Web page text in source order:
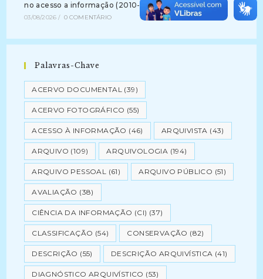
no acesso a informação (2010-2012)
03/08/2026 / 0 COMENTÁRIO
Palavras-Chave
ACERVO DOCUMENTAL (39)
ACERVO FOTOGRÁFICO (55)
ACESSO À INFORMAÇÃO (46) ARQUIVISTA (43)
ARQUIVO (109) ARQUIVOLOGIA (194)
ARQUIVO PESSOAL (61) ARQUIVO PÚBLICO (51)
AVALIAÇÃO (38)
CIÊNCIA DA INFORMAÇÃO (CI) (37)
CLASSIFICAÇÃO (54) CONSERVAÇÃO (82)
DESCRIÇÃO (55) DESCRIÇÃO ARQUIVÍSTICA (41)
DIAGNÓSTICO ARQUIVÍSTICO (53)